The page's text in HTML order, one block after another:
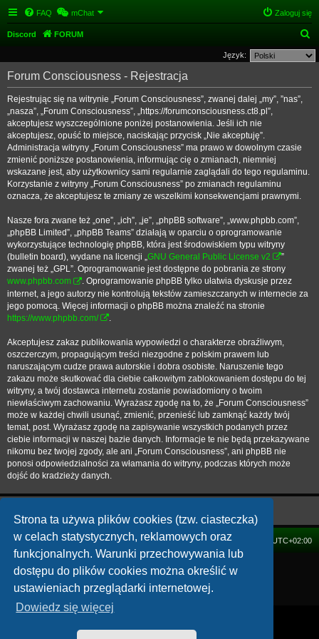
Strona ta używa plików cookies (tzw. ciasteczka)
w celach statystycznych, reklamowych oraz
funkcjonalnych. Warunki przechowywania lub
dostępu do plików cookies można określić w
ustawieniach przeglądarki internetowej.
Dowiedz się więcej
FAQ mChat Zaloguj się
Discord FORUM
z
Język:
Forum Consciousness - Rejestracja
Rejestrując się na witrynie „Forum Consciousness”, zwanej dalej „my”, ”nas”,
„nasza”, „Forum Consciousness”, „https://forumconsciousness.ct8.pl”,
akceptujesz wyszczególnione poniżej postanowienia. Jeśli ich nie
akceptujesz, opuść to miejsce, naciskając przycisk „Nie akceptuję”.
Administracja witryny „Forum Consciousness” ma prawo w dowolnym czasie
zmienić poniższe postanowienia, informując cię o zmianach, niemniej
wskazane jest, aby użytkownicy sami regularnie zaglądali do tego regulaminu.
Korzystanie z witryny „Forum Consciousness” po zmianach regulaminu
oznacza, że akceptujesz te zmiany ze wszelkimi konsekwencjami prawnymi.
Nasze fora zwane też „one”, „ich”, „je”, „phpBB software”, „www.phpbb.com”,
„phpBB Limited”, „phpBB Teams” działają w oparciu o oprogramowanie
wykorzystujące technologię phpBB, która jest środowiskiem typu witryny
(bulletin board), wydane na licencji „GNU General Public License v2
”
zwanej też „GPL”. Oprogramowanie jest dostępne do pobrania ze strony
www.phpbb.com
. Oprogramowanie phpBB tylko ułatwia dyskusje przez
internet, a jego autorzy nie kontrolują tekstów zamieszczanych w internecie za
jego pomocą. Więcej informacji o phpBB można znaleźć na stronie
https://www.phpbb.com/
Akceptujesz zakaz publikowania wypowiedzi o charakterze obraźliwym,
oszczerczym, propagującym treści niezgodne z polskim prawem lub
naruszającym cudze prawa autorskie i dobra osobiste. Naruszenie tego
zakazu może skutkować dla ciebie całkowitym zablokowaniem dostępu do tej
witryny, a twój dostawca internetu zostanie powiadomiony o twoim
niewłaściwym zachowaniu. Wyrażasz zgodę na to, że „Forum Consciousness”
może w każdej chwili usunąć, zmienić, przenieść lub zamknąć każdy twój
temat, post. Wyrażasz zgodę na zapisywanie wszystkich podanych przez
ciebie informacji w naszej bazie danych. Informacje te nie będą przekazywane
nikomu bez twojej zgody, ale ani „Forum Consciousness”, ani phpBB nie
ponosi odpowiedzialności za włamania do witryny, podczas których może
dojść do kradzieży danych.
FORUM Strefa czasowa UTC+02:00
Technologię dostarczaphpBB
® Forum Software © phpBB Limited
Zasady ochrony danych osobowych|Regulamin